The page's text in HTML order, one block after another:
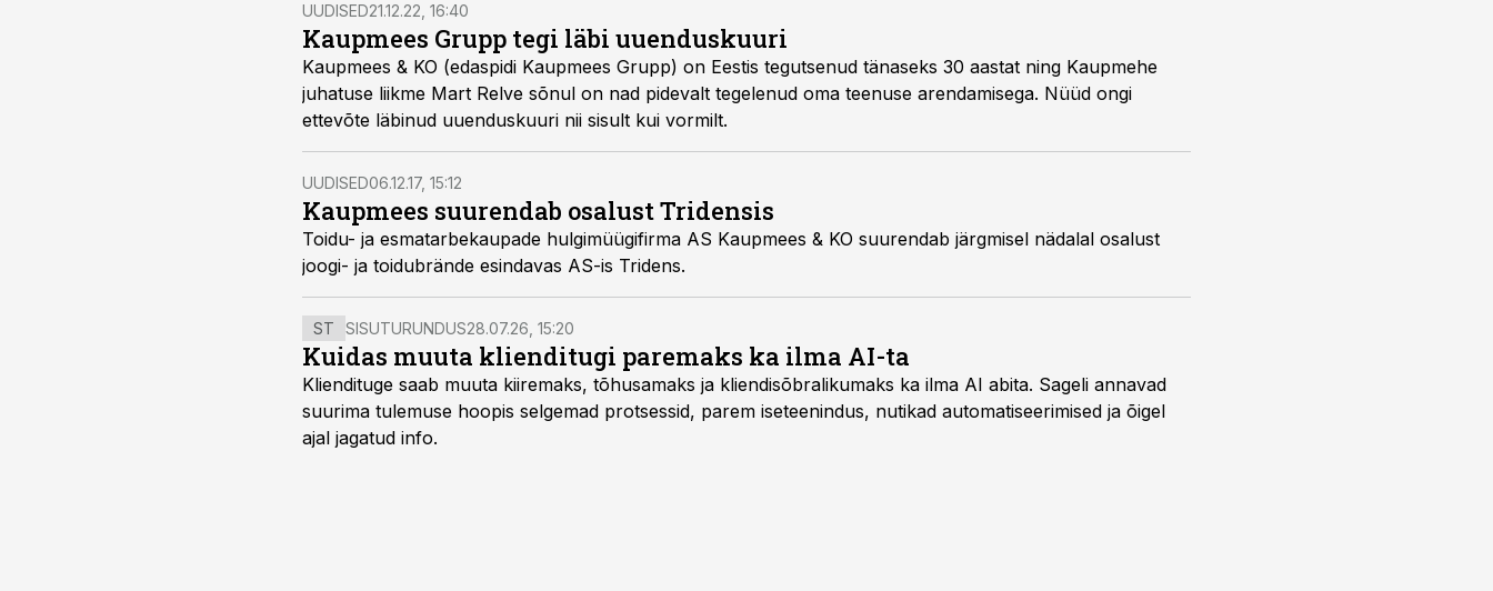
UUDISED21.12.22, 16:40
Kaupmees Grupp tegi läbi uuenduskuuri
Kaupmees & KO (edaspidi Kaupmees Grupp) on Eestis tegutsenud tänaseks 30 aastat ning Kaupmehe
juhatuse liikme Mart Relve sõnul on nad pidevalt tegelenud oma teenuse arendamisega. Nüüd ongi
ettevõte läbinud uuenduskuuri nii sisult kui vormilt.
UUDISED06.12.17, 15:12
Kaupmees suurendab osalust Tridensis
Toidu- ja esmatarbekaupade hulgimüügifirma AS Kaupmees & KO suurendab järgmisel nädalal osalust
joogi- ja toidubrände esindavas AS-is Tridens.
ST SISUTURUNDUS28.07.26, 15:20
Kuidas muuta klienditugi paremaks ka ilma AI-ta
Kliendituge saab muuta kiiremaks, tõhusamaks ja kliendisõbralikumaks ka ilma AI abita. Sageli annavad
suurima tulemuse hoopis selgemad protsessid, parem iseteenindus, nutikad automatiseerimised ja õigel
ajal jagatud info.